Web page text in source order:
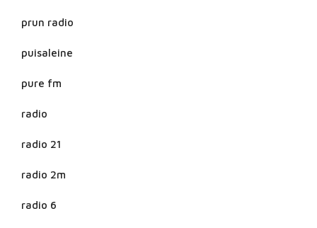
prun radio
puisaleine
pure fm
radio
radio 21
radio 2m
radio 6